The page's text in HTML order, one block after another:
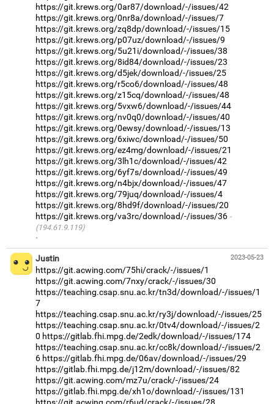
https://git.krews.org/0ar87/download/-/issues/42
https://git.krews.org/0nr8a/download/-/issues/7
https://git.krews.org/zq8dp/download/-/issues/15
https://git.krews.org/p07uz/download/-/issues/9
https://git.krews.org/5u21i/download/-/issues/38
https://git.krews.org/8id84/download/-/issues/23
https://git.krews.org/d5jek/download/-/issues/25
https://git.krews.org/r5co6/download/-/issues/48
https://git.krews.org/z15cq/download/-/issues/48
https://git.krews.org/5vxw6/download/-/issues/44
https://git.krews.org/nv0q0/download/-/issues/40
https://git.krews.org/0ewsy/download/-/issues/13
https://git.krews.org/6xiwc/download/-/issues/50
https://git.krews.org/ez4mg/download/-/issues/21
https://git.krews.org/3lh1c/download/-/issues/42
https://git.krews.org/6yf7s/download/-/issues/49
https://git.krews.org/n4bjx/download/-/issues/47
https://git.krews.org/79juq/download/-/issues/4
https://git.krews.org/8hd9f/download/-/issues/20
https://git.krews.org/va3rc/download/-/issues/36
(194.61.9.119)
·
2023-05-23
Justin
https://git.acwing.com/75hi/crack/-/issues/1
https://git.acwing.com/7nxy/crack/-/issues/30
https://teaching.csap.snu.ac.kr/tn3d/download/-/issues/1
7
https://teaching.csap.snu.ac.kr/ry3j/download/-/issues/25
https://teaching.csap.snu.ac.kr/0tv4/download/-/issues/2
0 https://gitlab.fhi.mpg.de/2edk/download/-/issues/174
https://teaching.csap.snu.ac.kr/cc8k/download/-/issues/2
6 https://gitlab.fhi.mpg.de/06av/download/-/issues/29
https://gitlab.fhi.mpg.de/j12m/download/-/issues/82
https://git.acwing.com/mz7u/crack/-/issues/24
https://gitlab.fhi.mpg.de/xh1o/download/-/issues/131
https://git.acwing.com/r6ud/crack/-/issues/28